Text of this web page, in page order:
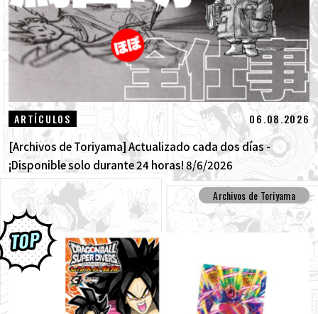
ARTÍCULOS 06.08.2026
[Archivos de Toriyama] Actualizado cada dos días -
¡Disponible solo durante 24 horas! 8/6/2026
Archivos de Toriyama